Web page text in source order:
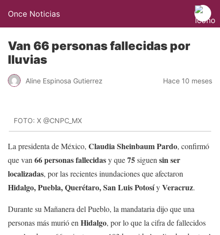
Once Noticias
Van 66 personas fallecidas por
lluvias
Aline Espinosa Gutierrez Hace 10 meses
FOTO: X @CNPC_MX
La presidenta de México, Claudia Sheinbaum Pardo, confirmó
que van 66 personas fallecidasy que75siguen sin ser
localizadas, por las recientes inundaciones que afectaron
Hidalgo, Puebla, Querétaro, San Luis PotosíyVeracruz.
Durante su Mañanera del Pueblo, la mandataria dijo que una
personas más murió en Hidalgo, por lo que la cifra de fallecidos